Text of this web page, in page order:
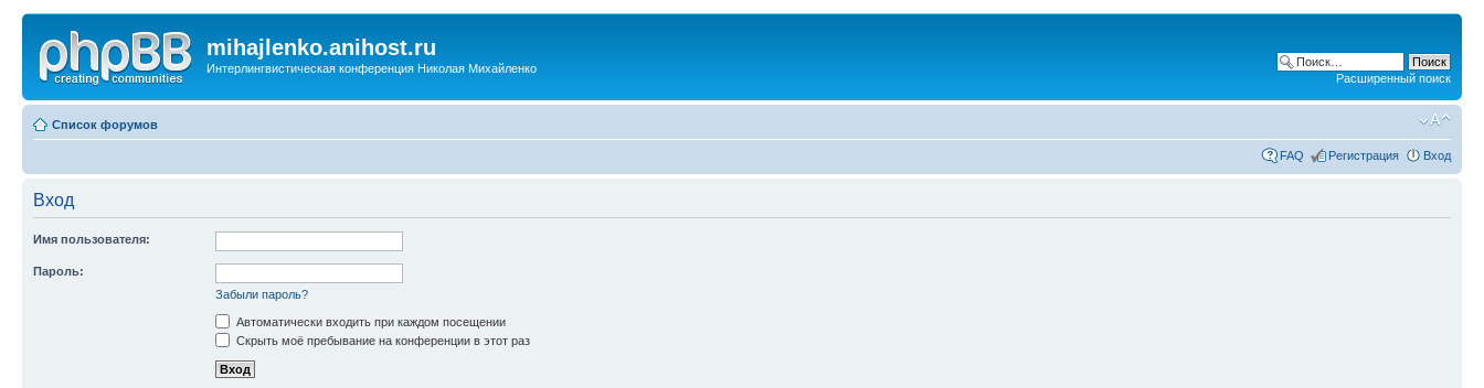
mihajlenko.anihost.ru
Интерлингвистическая конференция Николая Михайленко
Расширенный поиск
Список форумов
FAQ Регистрация Вход
Вход
Имя пользователя:
Пароль:
Забыли пароль?
Автоматически входить при каждом посещении
Скрыть моё пребывание на конференции в этот раз